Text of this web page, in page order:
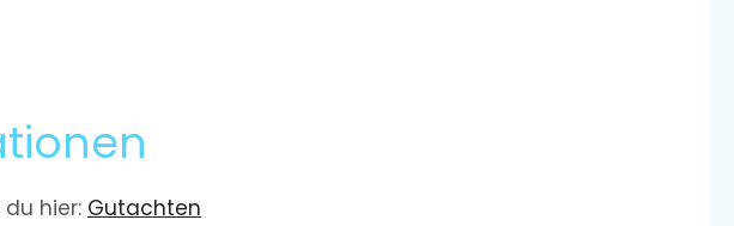
hier: Gutachten